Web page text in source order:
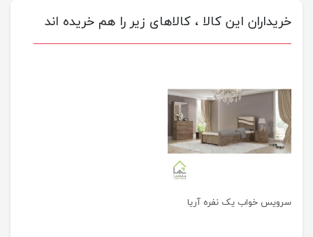
خریداران این کالا ، کالاهای زیر را هم خریده اند
سرویس خواب یک نفره آریا